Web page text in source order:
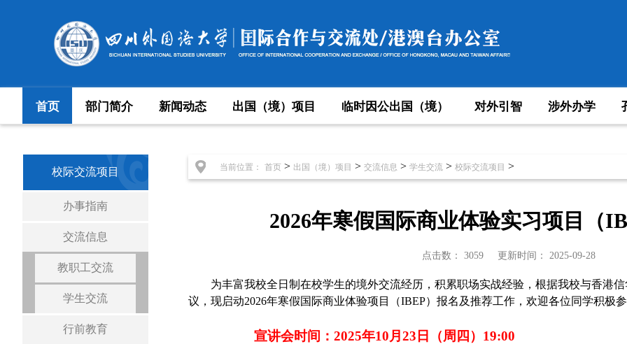
首页 部门简介 新闻动态 出国（境）项目 临时因公出国（境） 对外引智 涉外办学
校际交流项目
办事指南
交流信息
教职工交流
学生交流
行前教育
当前位置： 首页 > 出国（境）项目 > 交流信息 > 学生交流 > 校际交流项目 >
2026年寒假国际商业体验实习项目（
点击数： 3059 更新时间： 2025-09-28
为丰富我校全日制在校学生的境外交流经历，积累职场实战经验，根据我校与香港
议，现启动2026年寒假国际商业体验项目（IBEP）报名及推荐工作， 欢迎各位同学积极
宣讲会时间： 2025年10月23日（周四）19:00